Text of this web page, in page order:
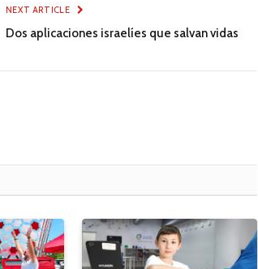
NEXT ARTICLE
Dos aplicaciones israelíes que salvan vidas